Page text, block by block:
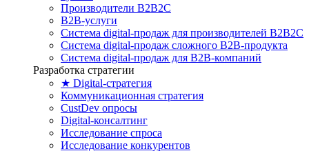
Производители B2B2C
B2B-услуги
Cистема digital-продаж для производителей B2B2C
Система digital-продаж сложного B2B-продукта
Система digital-продаж для B2B-компаний
Разработка стратегии
★ Digital-стратегия
Коммуникационная стратегия
CustDev опросы
Digital-консалтинг
Исследование спроса
Исследование конкурентов